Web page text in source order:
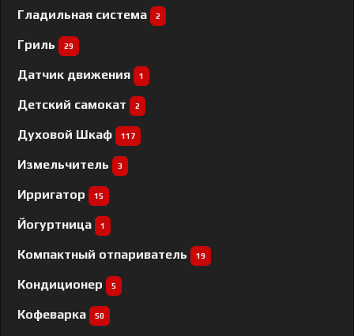
Гладильная система 2
Гриль 29
Датчик движения 1
Детский самокат 2
Духовой Шкаф 117
Измельчитель 3
Ирригатор 15
Йогуртница 1
Компактный отпариватель 19
Кондиционер 5
Кофеварка 50